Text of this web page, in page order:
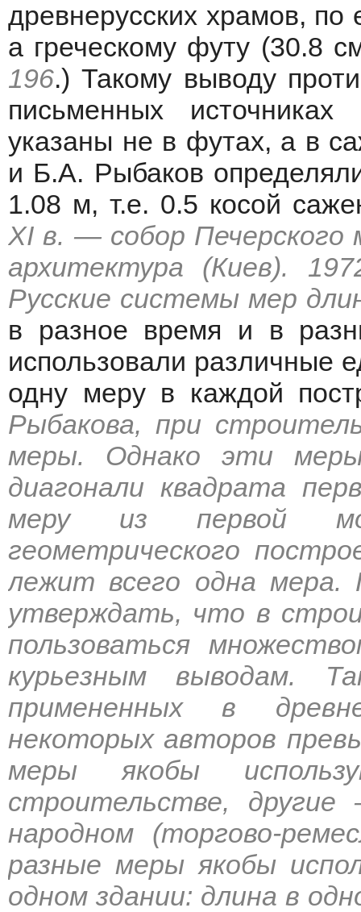
древнерусских храмов,
а греческому футу (30.8
196.) Такому выводу
письменных
указаны не в футах, а в
и Б.А. Рыбаков
1.08 м, т.е. 0.5 косой
XI в. — собор
архитектура (Киев).
Русские системы мер
в разное время и в
использовали различные
одну меру в каждой
Рыбакова, при
меры. Однако эти
диагонали квадрата
меру из первой
геометрического
лежит всего одна мера.
утверждать, что в
пользоваться
курьезным выводам.
примененных в
некоторых авторов
меры якобы
строительстве,
народном (торгово-
разные меры якобы
одном здании: длина в